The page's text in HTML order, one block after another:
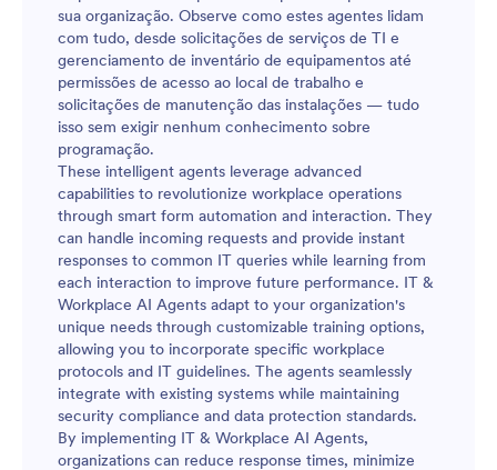
sua organização. Observe como estes agentes lidam
com tudo, desde solicitações de serviços de TI e
gerenciamento de inventário de equipamentos até
permissões de acesso ao local de trabalho e
solicitações de manutenção das instalações — tudo
isso sem exigir nenhum conhecimento sobre
programação.
These intelligent agents leverage advanced
capabilities to revolutionize workplace operations
through smart form automation and interaction. They
can handle incoming requests and provide instant
responses to common IT queries while learning from
each interaction to improve future performance. IT &
Workplace AI Agents adapt to your organization's
unique needs through customizable training options,
allowing you to incorporate specific workplace
protocols and IT guidelines. The agents seamlessly
integrate with existing systems while maintaining
security compliance and data protection standards.
By implementing IT & Workplace AI Agents,
organizations can reduce response times, minimize